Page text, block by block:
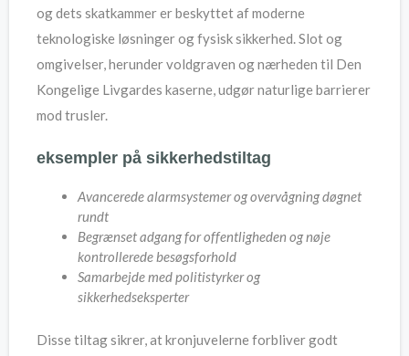
og dets skatkammer er beskyttet af moderne
teknologiske løsninger og fysisk sikkerhed. Slot og
omgivelser, herunder voldgraven og nærheden til Den
Kongelige Livgardes kaserne, udgør naturlige barrierer
mod trusler.
eksempler på sikkerhedstiltag
Avancerede alarmsystemer og overvågning døgnet
rundt
Begrænset adgang for offentligheden og nøje
kontrollerede besøgsforhold
Samarbejde med politistyrker og
sikkerhedseksperter
Disse tiltag sikrer, at kronjuvelerne forbliver godt